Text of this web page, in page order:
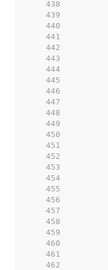
   438
   439
   440
   441
   442
   443
   444
   445
   446
   447
   448
   449
   450
   451
   452
   453
   454
   455
   456
   457
   458
   459
   460
   461
   462